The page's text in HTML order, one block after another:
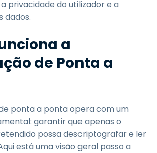
privacidade do utilizador e a
dados.
a
de Ponta a
ponta a ponta opera com um
garantir que apenas o
possa descriptografar e ler
está uma visão geral passo a